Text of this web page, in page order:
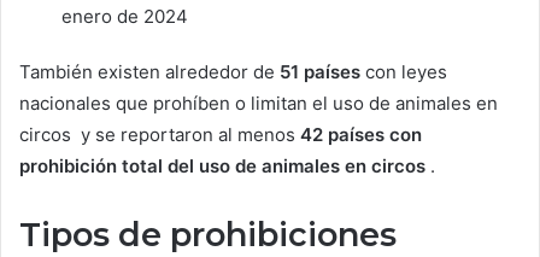
enero de 2024
También existen alrededor de 51 países con leyes
nacionales que prohíben o limitan el uso de animales en
circos y se reportaron al menos 42 países con
prohibición total del uso de animales en circos .
Tipos de prohibiciones